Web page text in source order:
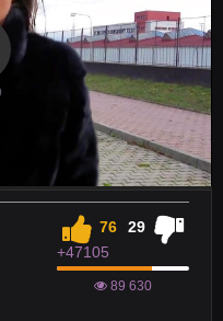
76
29
+47105
89 630